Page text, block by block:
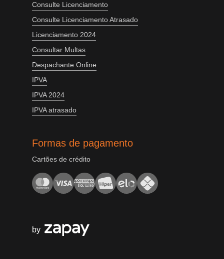
Consulte Licenciamento
Consulte Licenciamento Atrasado
Licenciamento 2024
Consultar Multas
Despachante Online
IPVA
IPVA 2024
IPVA atrasado
Formas de pagamento
Cartões de crédito
by